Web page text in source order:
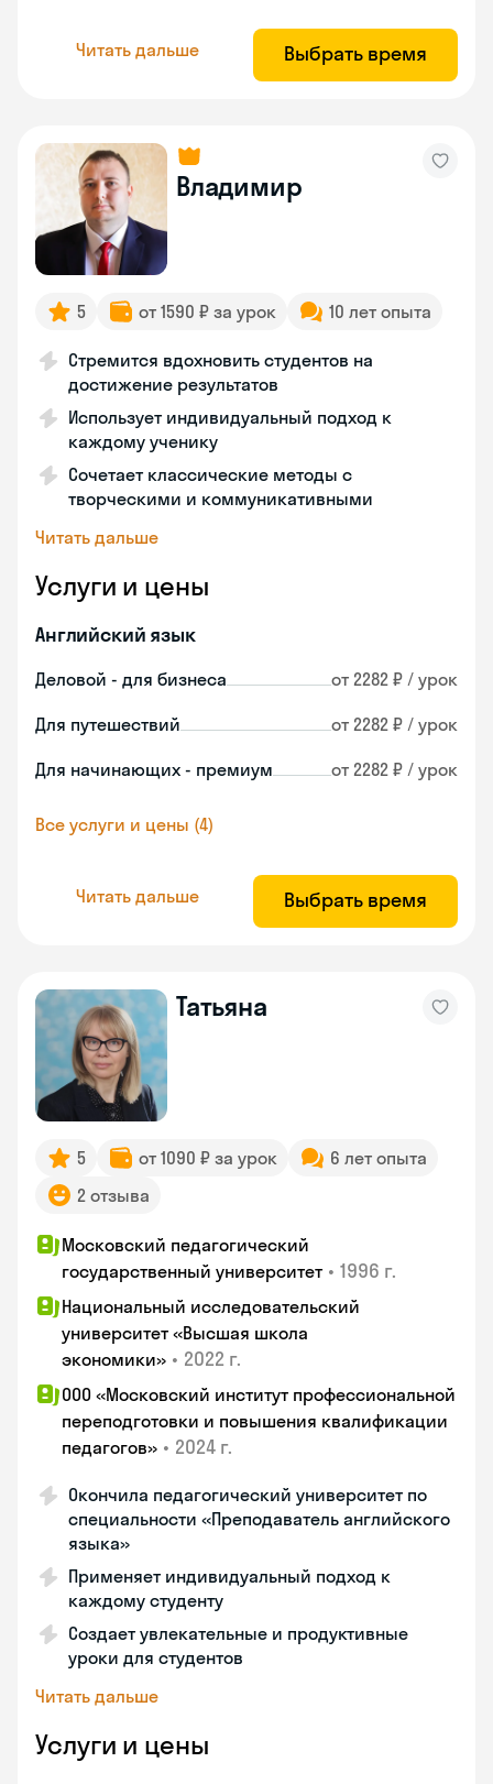
Читать дальше Выбрать время
Владимир
5 от 1590 ₽ за урок 10 лет опыта
Стремится вдохновить студентов на
достижение результатов
Использует индивидуальный подход к
каждому ученику
Сочетает классические методы с
творческими и коммуникативными
Читать дальше
Услуги и цены
Английский язык
Деловой - для бизнеса от 2282 ₽ / урок
Для путешествий от 2282 ₽ / урок
Для начинающих - премиум от 2282 ₽ / урок
Все услуги и цены (4)
Читать дальше Выбрать время
Татьяна
5 от 1090 ₽ за урок
6 лет опыта
2 отзыва
Московский педагогический
государственный университет • 1996 г.
Национальный исследовательский
университет «Высшая школа
экономики» • 2022 г.
ООО «Московский институт профессиональной
переподготовки и повышения квалификации
педагогов» • 2024 г.
Окончила педагогический университет по
специальности «Преподаватель английского
языка»
Применяет индивидуальный подход к
каждому студенту
Создает увлекательные и продуктивные
уроки для студентов
Читать дальше
Услуги и цены